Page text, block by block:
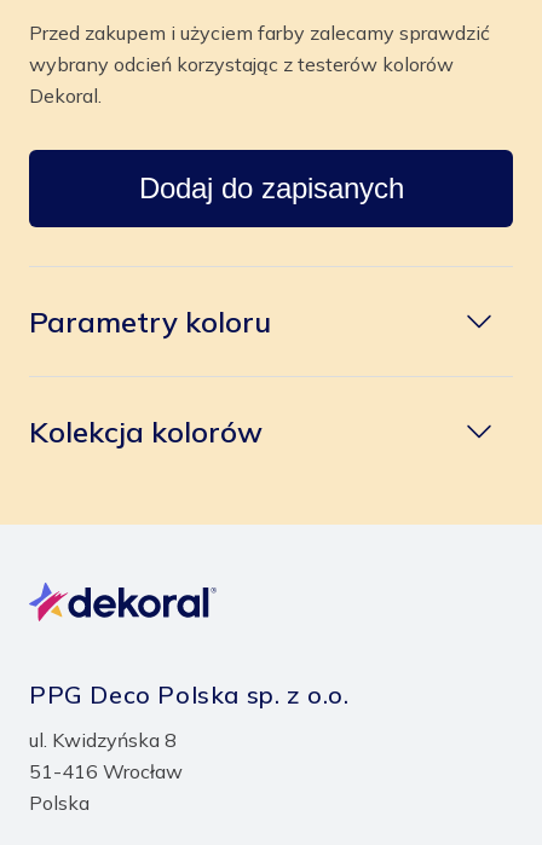
Przed zakupem i użyciem farby zalecamy sprawdzić
wybrany odcień korzystając z testerów kolorów
Dekoral.
Dodaj do zapisanych
Parametry koloru
Kolekcja kolorów
PPG Deco Polska sp. z o.o.
ul. Kwidzyńska 8
51-416 Wrocław
Polska